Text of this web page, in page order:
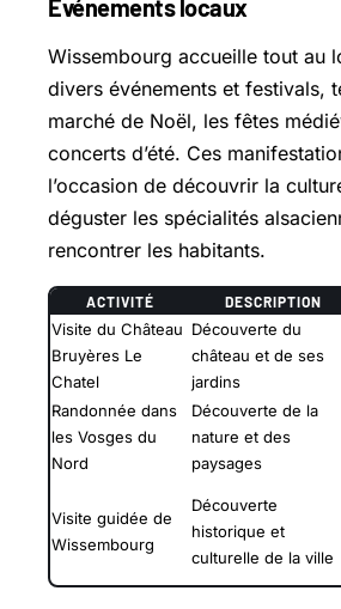
Événements locaux
Wissembourg accueille tout au
divers événements et festivals,
marché de Noël, les fêtes
concerts d’été. Ces
l’occasion de découvrir la
déguster les spécialités
rencontrer les habitants.
ACTIVITÉ DESCRIPTION
Visite du Château
Bruyères Le
Chatel
Découverte du
château et de ses
jardins
Randonnée dans
les Vosges du
Nord
Découverte de la
nature et des
paysages
Visite guidée de
Wissembourg
Découverte
historique et
culturelle de la ville